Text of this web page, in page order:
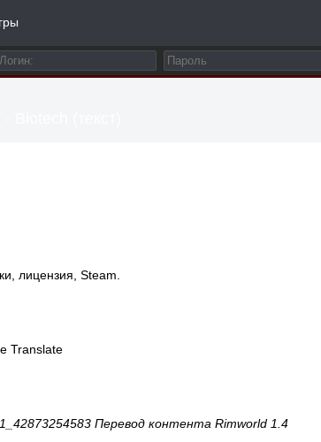
лицензия, Steam.
Translate
Перевод контента Rimworld 1.4